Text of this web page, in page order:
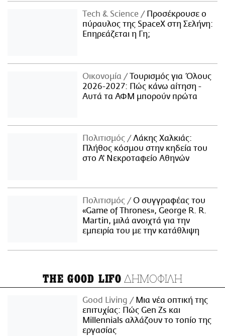
Τech & Science
Προσέκρουσε ο
πύραυλος της SpaceX στη Σελήνη:
Επηρεάζεται η Γη;
Οικονομία
Τουρισμός για Όλους
2026-2027: Πώς κάνω αίτηση -
Αυτά τα ΑΦΜ μπορούν πρώτα
Πολιτισμός
Λάκης Χαλκιάς:
Πλήθος κόσμου στην κηδεία του
στο Α' Νεκροταφείο Αθηνών
Πολιτισμός
Ο συγγραφέας του
«Game of Thrones», George R. R.
Martin, μιλά ανοιχτά για την
εμπειρία του με την κατάθλιψη
THE GOOD LIFO ΔΗΜΟΦΙΛΗ
Good Living
Μια νέα οπτική της
επιτυχίας: Πώς Gen Zs και
Millennials αλλάζουν το τοπίο της
εργασίας